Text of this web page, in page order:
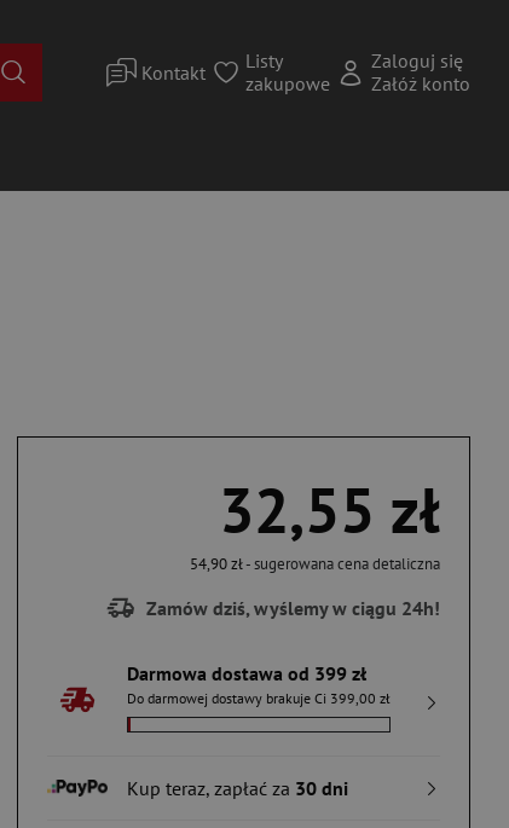
Kontakt
Listy
zakupowe
Zaloguj się
Załóż konto
32,55 zł
54,90 zł- sugerowana cena detaliczna
Zamów dziś, wyślemy w ciągu 24h!
Darmowa dostawa od 399 zł
Do darmowej dostawy brakuje Ci 399,00 zł
Kup teraz, zapłać za 30 dni